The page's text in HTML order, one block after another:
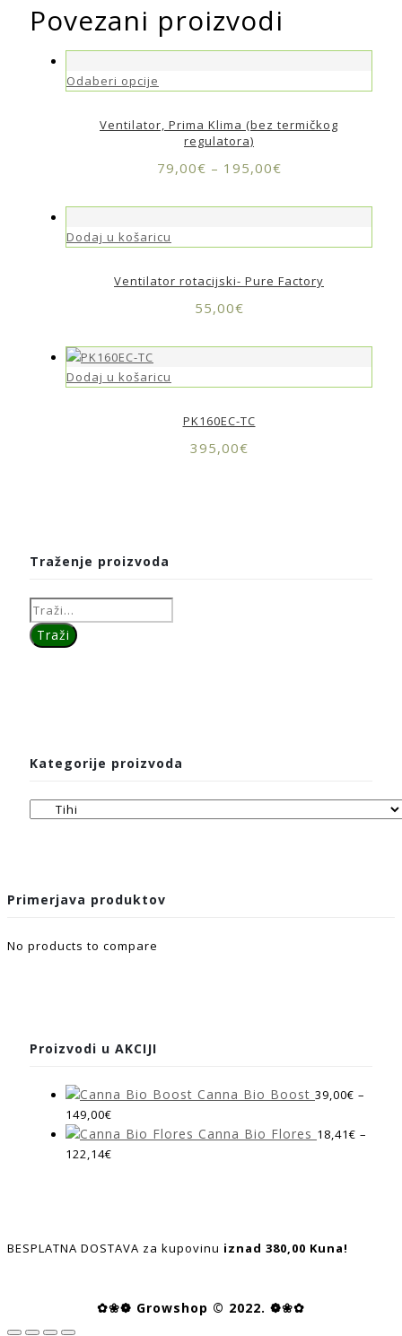
Povezani proizvodi
Odaberi opcije
Ventilator, Prima Klima (bez termičkog
regulatora)
79,00€ – 195,00€
Dodaj u košaricu
Ventilator rotacijski- Pure Factory
55,00€
Dodaj u košaricu
PK160EC-TC
395,00€
Traženje proizvoda
Kategorije proizvoda
Primerjava produktov
No products to compare
Proizvodi u AKCIJI
Canna Bio Boost 39,00€ –
149,00€
Canna Bio Flores 18,41€ –
122,14€
BESPLATNA DOSTAVA za kupovinu iznad 380,00 Kuna!
✿❀❁ Growshop © 2022. ❁❀✿